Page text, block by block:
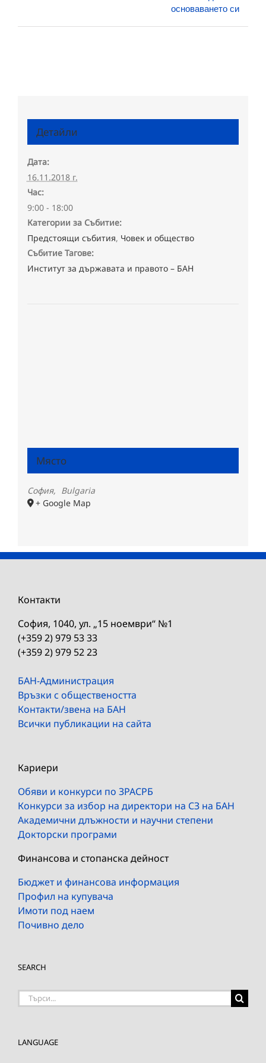
основаването си
Детайли
Дата:
16.11.2018 г.
Час:
9:00 - 18:00
Категории за Събитие:
Предстоящи събития, Човек и общество
Събитие Тагове:
Институт за държавата и правото – БАН
Място
София, Bulgaria
+ Google Map
Контакти
София, 1040, ул. „15 ноември“ №1
(+359 2) 979 53 33
(+359 2) 979 52 23
БАН-Администрация
Връзки с обществеността
Контакти/звена на БАН
Всички публикации на сайта
Кариери
Обяви и конкурси по ЗРАСРБ
Конкурси за избор на директори на СЗ на БАН
Академични длъжности и научни степени
Докторски програми
Финансова и стопанска дейност
Бюджет и финансова информация
Профил на купувача
Имоти под наем
Почивно дело
SEARCH
Търсене
LANGUAGE